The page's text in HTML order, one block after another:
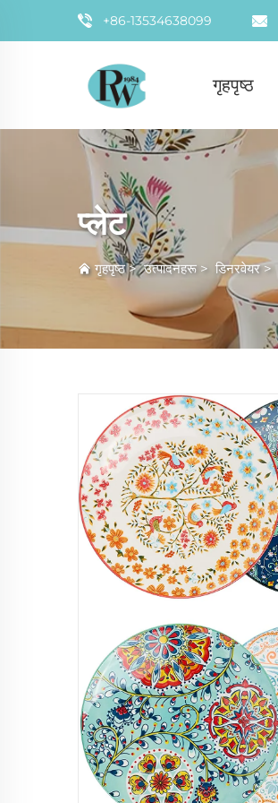
+86-13534638099
गृहपृष्ठ
प्लेट
गृहपृष्ठ>उत्पादनहरू> डिनरवेयर>